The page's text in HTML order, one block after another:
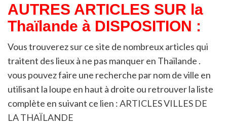
AUTRES ARTICLES SUR la
Thaïlande à DISPOSITION :
Vous trouverez sur ce site de nombreux articles qui
traitent des lieux à ne pas manquer en Thaïlande .
vous pouvez faire une recherche par nom de ville en
utilisant la loupe en haut à droite ou retrouver la liste
complète en suivant ce lien :ARTICLES VILLES DE
LA THAÏLANDE